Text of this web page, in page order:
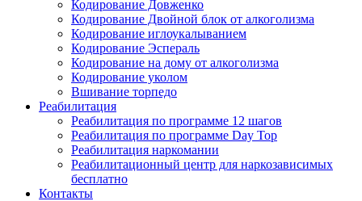
Кодирование Довженко
Кодирование Двойной блок от алкоголизма
Кодирование иглоукалыванием
Кодирование Эспераль
Кодирование на дому от алкоголизма
Кодирование уколом
Вшивание торпедо
Реабилитация
Реабилитация по программе 12 шагов
Реабилитация по программе Day Top
Реабилитация наркомании
Реабилитационный центр для наркозависимых
бесплатно
Контакты